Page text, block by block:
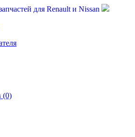
для Renault и Nissan
(0)